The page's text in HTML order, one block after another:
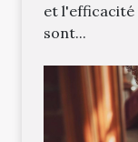
et l'efficacité
sont...